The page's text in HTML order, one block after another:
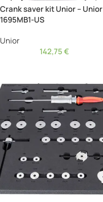
Crank saver kit Unior – Unior
1695MB1-US
Unior
142,75€